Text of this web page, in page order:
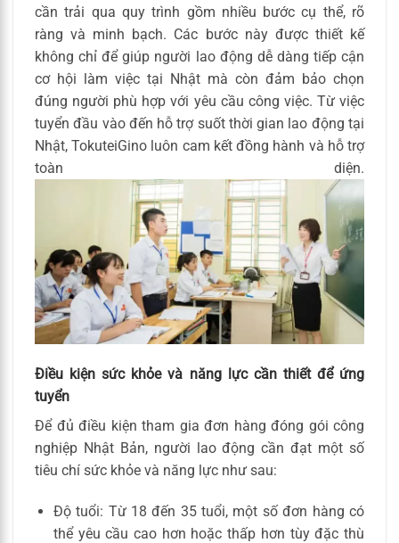
cần trải qua quy trình gồm nhiều bước cụ thể, rõ
ràng và minh bạch. Các bước này được thiết kế
không chỉ để giúp người lao động dễ dàng tiếp cận
cơ hội làm việc tại Nhật mà còn đảm bảo chọn
đúng người phù hợp với yêu cầu công việc. Từ việc
tuyển đầu vào đến hỗ trợ suốt thời gian lao động tại
Nhật, TokuteiGino luôn cam kết đồng hành và hỗ trợ
toàn diện.
Điều kiện sức khỏe và năng lực cần thiết để ứng
tuyển
Để đủ điều kiện tham gia đơn hàng đóng gói công
nghiệp Nhật Bản, người lao động cần đạt một số
tiêu chí sức khỏe và năng lực như sau:
Độ tuổi: Từ 18 đến 35 tuổi, một số đơn hàng có
thể yêu cầu cao hơn hoặc thấp hơn tùy đặc thù